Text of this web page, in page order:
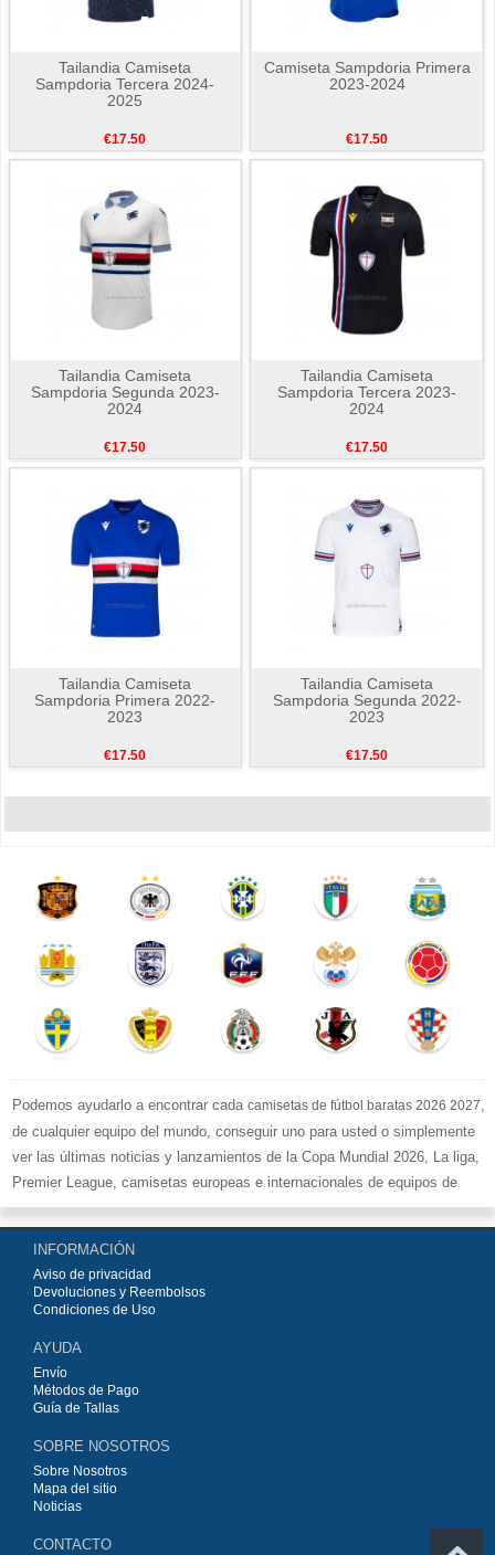
Tailandia Camiseta
Sampdoria Tercera 2024-
2025
€17.50
Camiseta Sampdoria Primera
2023-2024
€17.50
Tailandia Camiseta
Sampdoria Segunda 2023-
2024
€17.50
Tailandia Camiseta
Sampdoria Tercera 2023-
2024
€17.50
Tailandia Camiseta
Sampdoria Primera 2022-
2023
€17.50
Tailandia Camiseta
Sampdoria Segunda 2022-
2023
€17.50
Podemos ayudarlo a encontrar cada camisetas de fútbol baratas 2026 2027,
de cualquier equipo del mundo, conseguir uno para usted o simplemente
ver las últimas noticias y lanzamientos de la Copa Mundial 2026, La liga,
Premier League, camisetas europeas e internacionales de equipos de
fútbol y kits.
Comprecamisetas de fútbol baratas replicasen la tienda deportiva
más grande de Europa. ¡Grandes ofertas en todas las camisetas del club
de fútbol, ​​kits europeos e internacionales, todo a los precios más bajos!
Compre nuestra gran selección de
INFORMACIÓN
Aviso de privacidad
Devoluciones y Reembolsos
Condiciones de Uso
AYUDA
Envío
Métodos de Pago
Guía de Tallas
SOBRE NOSOTROS
Sobre Nosotros
Mapa del sitio
Noticias
CONTACTO